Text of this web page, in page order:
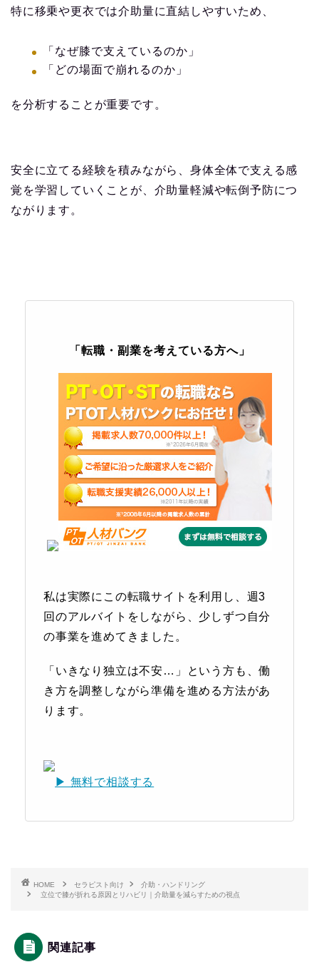
特に移乗や更衣では介助量に直結しやすいため、
「なぜ膝で支えているのか」
「どの場面で崩れるのか」
を分析することが重要です。
安全に立てる経験を積みながら、身体全体で支える感
覚を学習していくことが、介助量軽減や転倒予防につ
ながります。
「転職・副業を考えている方へ」
私は実際にこの転職サイトを利用し、週3
回のアルバイトをしながら、少しずつ自分
の事業を進めてきました。
「いきなり独立は不安…」という方も、働
き方を調整しながら準備を進める方法があ
ります。
▶ 無料で相談する
HOME セラピスト向け
介助・ハンドリング
立位で膝が折れる原因とリハビリ｜介助量を減らすための視点
関連記事